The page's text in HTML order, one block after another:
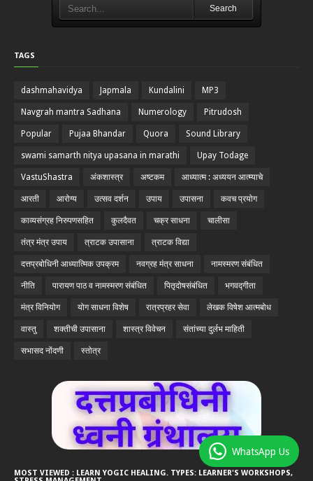
Search
TAGS
dashmahavidya Japmala Kundalini MP3
Navgrah mantra Sadhana Numerology Pitrudosh
Popular Pujaa Bhandar Quora Sound Library
swami samarth nitya upasana in marathi Upay Todage
VastuShastra अंकशास्त्र अष्टकम आध्यात्म : अध्ययन आत्म्याचे
आरती आरोग्य उत्सव दर्शन उपाय उपासना कवच प्रयोग
काव्यसंग्रह निरुपणसहित कुलदैवत चक्र साधना चालीसा
तंत्र मंत्र उपाय त्राटक उपासाना त्राटक विद्या
दत्तप्रबोधिनी आध्यात्मिक उपक्रम नवग्रह मंत्र साधना नामस्मरण संबंधित
नीति पारायण पाठ व नामस्मरण संबंधित पितृदोषसंबंधित भगवद्गीता
मंत्र विनियोग योग साधना विशेष रात्रप्रहर सेवा लेखक विषेश आत्मबोध
वास्तु शक्तीची उपासाना शास्त्र विवेचन संतांच्या दुर्लभ माहिती
सभासद नोंदणी स्तोत्र
MOST VIEWED : LEARN YOGIC HEALING. TYPES: LEARNER'S WORKSHOPS,
WhatsApp Us